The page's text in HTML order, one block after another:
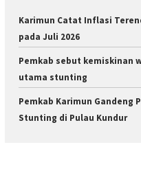
Karimun Catat Inflasi
pada Juli 2026
Pemkab sebut kemiskinan
utama stunting
Pemkab Karimun Gandeng
Stunting di Pulau Kundur